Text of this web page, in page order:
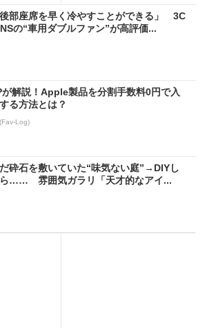
後部座席を早く冷やすことができる」 3C
の“車用ダブルファン”が高評価...
が解説！Apple製品を分割手数料0円で入
る方法とは？
Log)
砕石を敷いていた“味気ない庭”→DIYし
…… 雰囲気ガラリ「天才的なアイ...